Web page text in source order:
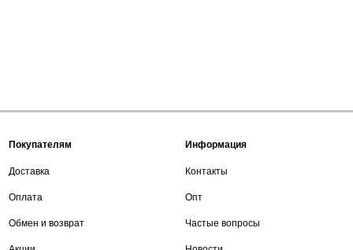
Покупателям
Доставка
Оплата
Обмен и возврат
Информация
Контакты
Опт
Частые вопросы